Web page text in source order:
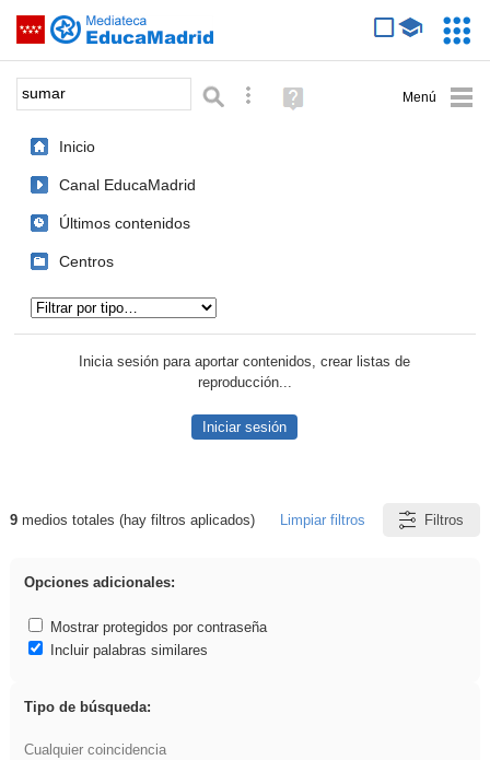
Saltar navegación
Palabra o frase: Búsqueda avanzada
Ayuda
(en
Inicio
Canal EducaMadrid
Últimos contenidos
Centros
Inicia sesión para aportar contenidos, crear listas de
reproducción...
Iniciar sesión
Resultados de: sumar
9medios totales (hay filtros aplicados) Limpiar filtros Filtros
Opciones adicionales:
Mostrar protegidos por contraseña
Incluir palabras similares
Tipo de búsqueda:
Cualquier coincidencia